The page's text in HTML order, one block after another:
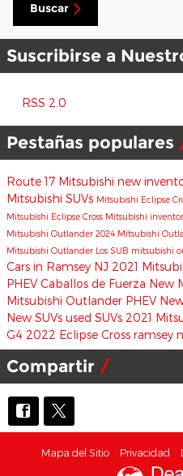
Buscar
Suscribirse a
RSS 2.0
Pestañas populares
Route 17 Mitsubishi new
Mitsubishi SUVs Mitsubishi Eclipse
Mitsubishi Eclipse Cross Mitsubishi
Mitsubishi Outlander 2024 Mitsubishi
Mitsubishi Outlander Los SUB mitsubishi
Cars in Ramsey NJ 2021
PHEV Caballos de Fuerza New
Mitsubishi Outlander PHEV
New SUVs used SUVs 2021
G4 2022 Eclipse Cross ramsey
Compartir
Mapa del Sitio Privacidad